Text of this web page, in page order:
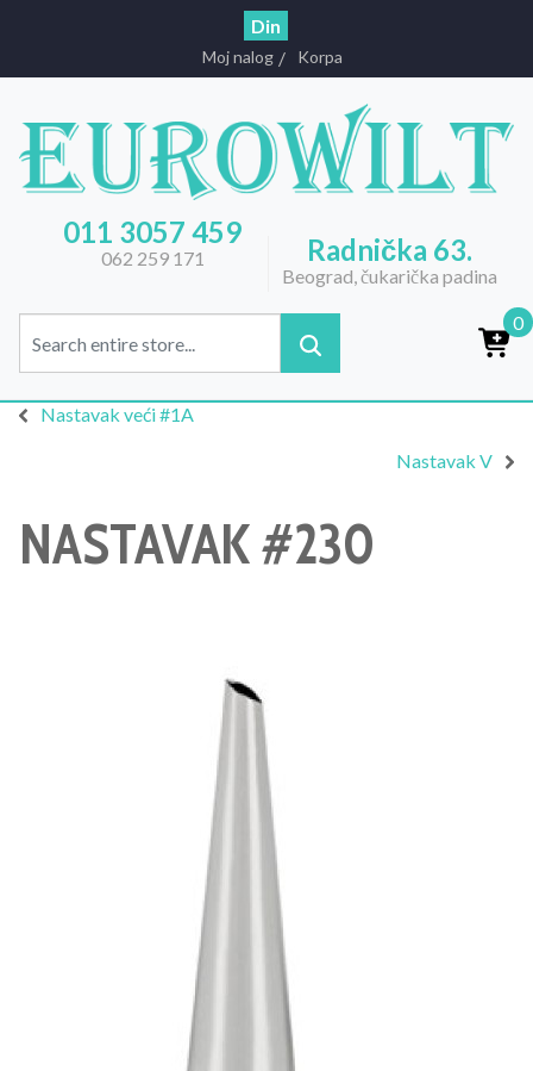
Din
Moj nalog Korpa
011 3057 459
062 259 171 Radnička 63.
Beograd, čukarička padina
0
Nastavak veći #1A
Nastavak V
NASTAVAK #230